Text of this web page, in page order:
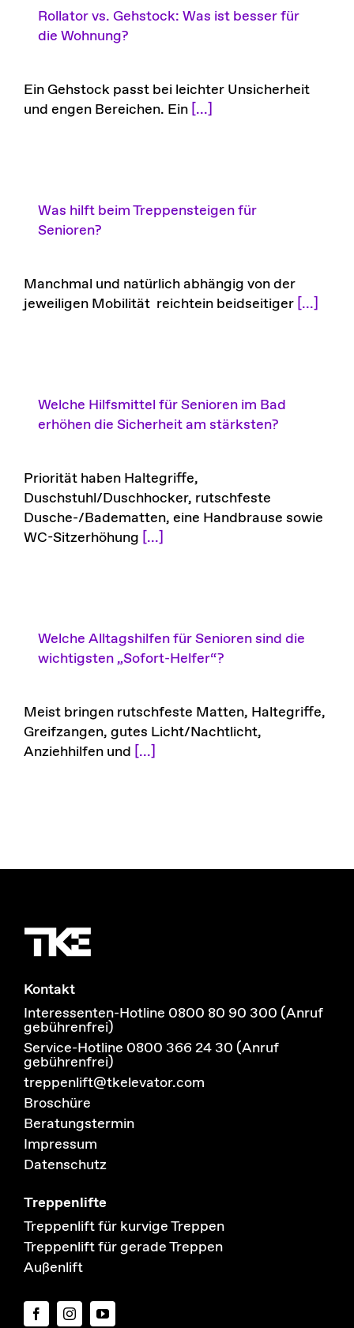
Rollator vs. Gehstock: Was ist besser für
die Wohnung?
Ein Gehstock passt bei leichter Unsicherheit
und engen Bereichen. Ein [...]
Was hilft beim Treppensteigen für
Senioren?
Manchmal und natürlich abhängig von der
jeweiligen Mobilität reichtein beidseitiger [...]
Welche Hilfsmittel für Senioren im Bad
erhöhen die Sicherheit am stärksten?
Priorität haben Haltegriffe,
Duschstuhl/Duschhocker, rutschfeste
Dusche-/Badematten, eine Handbrause sowie
WC-Sitzerhöhung [...]
Welche Alltagshilfen für Senioren sind die
wichtigsten „Sofort-Helfer“?
Meist bringen rutschfeste Matten, Haltegriffe,
Greifzangen, gutes Licht/Nachtlicht,
Anziehhilfen und [...]
Kontakt
Interessenten-Hotline 0800 80 90 300 (Anruf
gebührenfrei)
Service-Hotline 0800 366 24 30 (Anruf
gebührenfrei)
treppenlift@tkelevator.com
Broschüre
Beratungstermin
Impressum
Datenschutz
Treppenlifte
Treppenlift für kurvige Treppen
Treppenlift für gerade Treppen
Außenlift